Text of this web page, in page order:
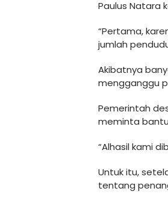
Paulus Natara
“Pertama,
jumlah
Akibatnya
mengganggu
Pemerintah
meminta
“Alhasil kami
Untuk itu,
tentang